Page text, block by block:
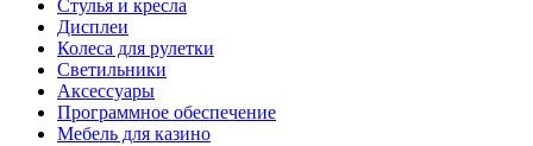
Стулья и кресла
Дисплеи
Колеса для рулетки
Светильники
Аксессуары
Программное обеспечение
Мебель для казино